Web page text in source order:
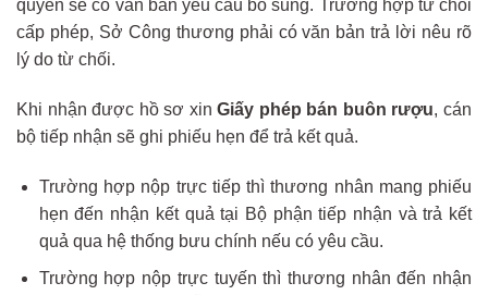
quyền sẽ có văn bản yêu cầu bổ sung. Trường hợp từ chối
cấp phép, Sở Công thương phải có văn bản trả lời nêu rõ
lý do từ chối.
Khi nhận được hồ sơ xinGiấy phép bán buôn rượu, cán
bộ tiếp nhận sẽ ghi phiếu hẹn để trả kết quả.
Trường hợp nộp trực tiếp thì thương nhân mang phiếu
hẹn đến nhận kết quả tại Bộ phận tiếp nhận và trả kết
quả qua hệ thống bưu chính nếu có yêu cầu.
Trường hợp nộp trực tuyến thì thương nhân đến nhận